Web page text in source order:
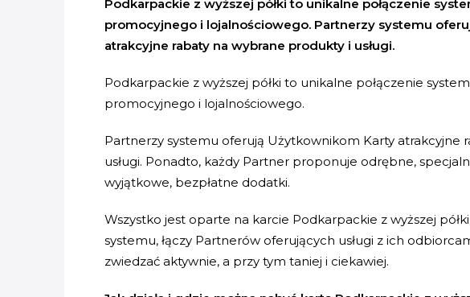
Podkarpackie z wyższej półki to unikalne połączenie
promocyjnego i lojalnościowego. Partnerzy systemu
atrakcyjne rabaty na wybrane produkty i usługi.
Podkarpackie z wyższej półki to unikalne połączenie
promocyjnego i lojalnościowego.
Partnerzy systemu oferują Użytkownikom Karty atrakcyjne
usługi. Ponadto, każdy Partner proponuje odrębne,
wyjątkowe, bezpłatne dodatki.
Wszystko jest oparte na karcie Podkarpackie z wyższej
systemu, łączy Partnerów oferujących usługi z ich
zwiedzać aktywnie, a przy tym taniej i ciekawiej.